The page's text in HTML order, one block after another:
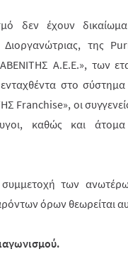
δεν έχουν
της
Α.Ε.Ε.», των
στο
Franchise», οι
καθώς και άτομα
συμμετοχή των
όρων θεωρείται